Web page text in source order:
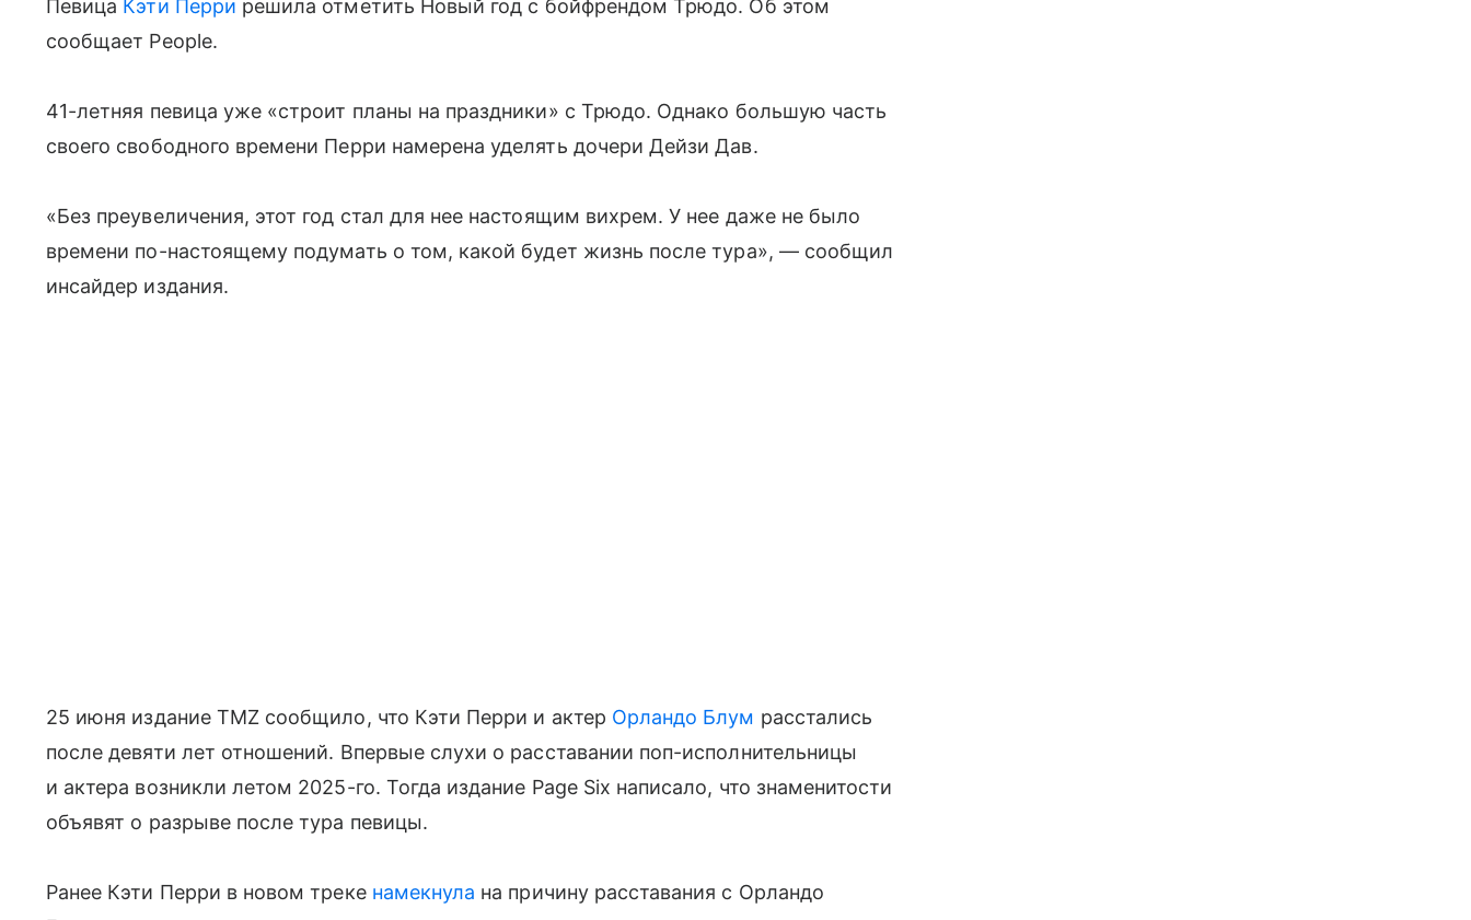
Певица Кэти Перри решила отметить Новый год с бойфрендом Трюдо. Об этом
сообщает People.
41-летняя певица уже «строит планы на праздники» с Трюдо. Однако большую часть
своего свободного времени Перри намерена уделять дочери Дейзи Дав.
«Без преувеличения, этот год стал для нее настоящим вихрем. У нее даже не было
времени по-настоящему подумать о том, какой будет жизнь после тура», — сообщил
инсайдер издания.
25 июня издание TMZ сообщило, что Кэти Перри и актер Орландо Блум расстались
после девяти лет отношений. Впервые слухи о расставании поп-исполнительницы
и актера возникли летом 2025-го. Тогда издание Page Six написало, что знаменитости
объявят о разрыве после тура певицы.
Ранее Кэти Перри в новом треке намекнула на причину расставания с Орландо